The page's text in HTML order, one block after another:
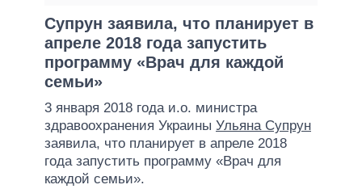
ДАЙДЖЕСТЫ
ВЕРХОВНАЯ РАДА
КАБИНЕТ МИНИСТРОВ
ГЛАВЫ ОБЛАДМИНИСТРАЦИЙ
МЭРЫ
ВСЕ ПЕРСОНЫ
ПОДДЕРЖАТЬ
Супрун заявила, что планирует в
апреле 2018 года запустить
программу «Врач для каждой
семьи»
3 января 2018 года и.о. министра
здравоохранения Украины Ульяна Супрун
заявила, что планирует в апреле 2018
года запустить программу «Врач для
каждой семьи».